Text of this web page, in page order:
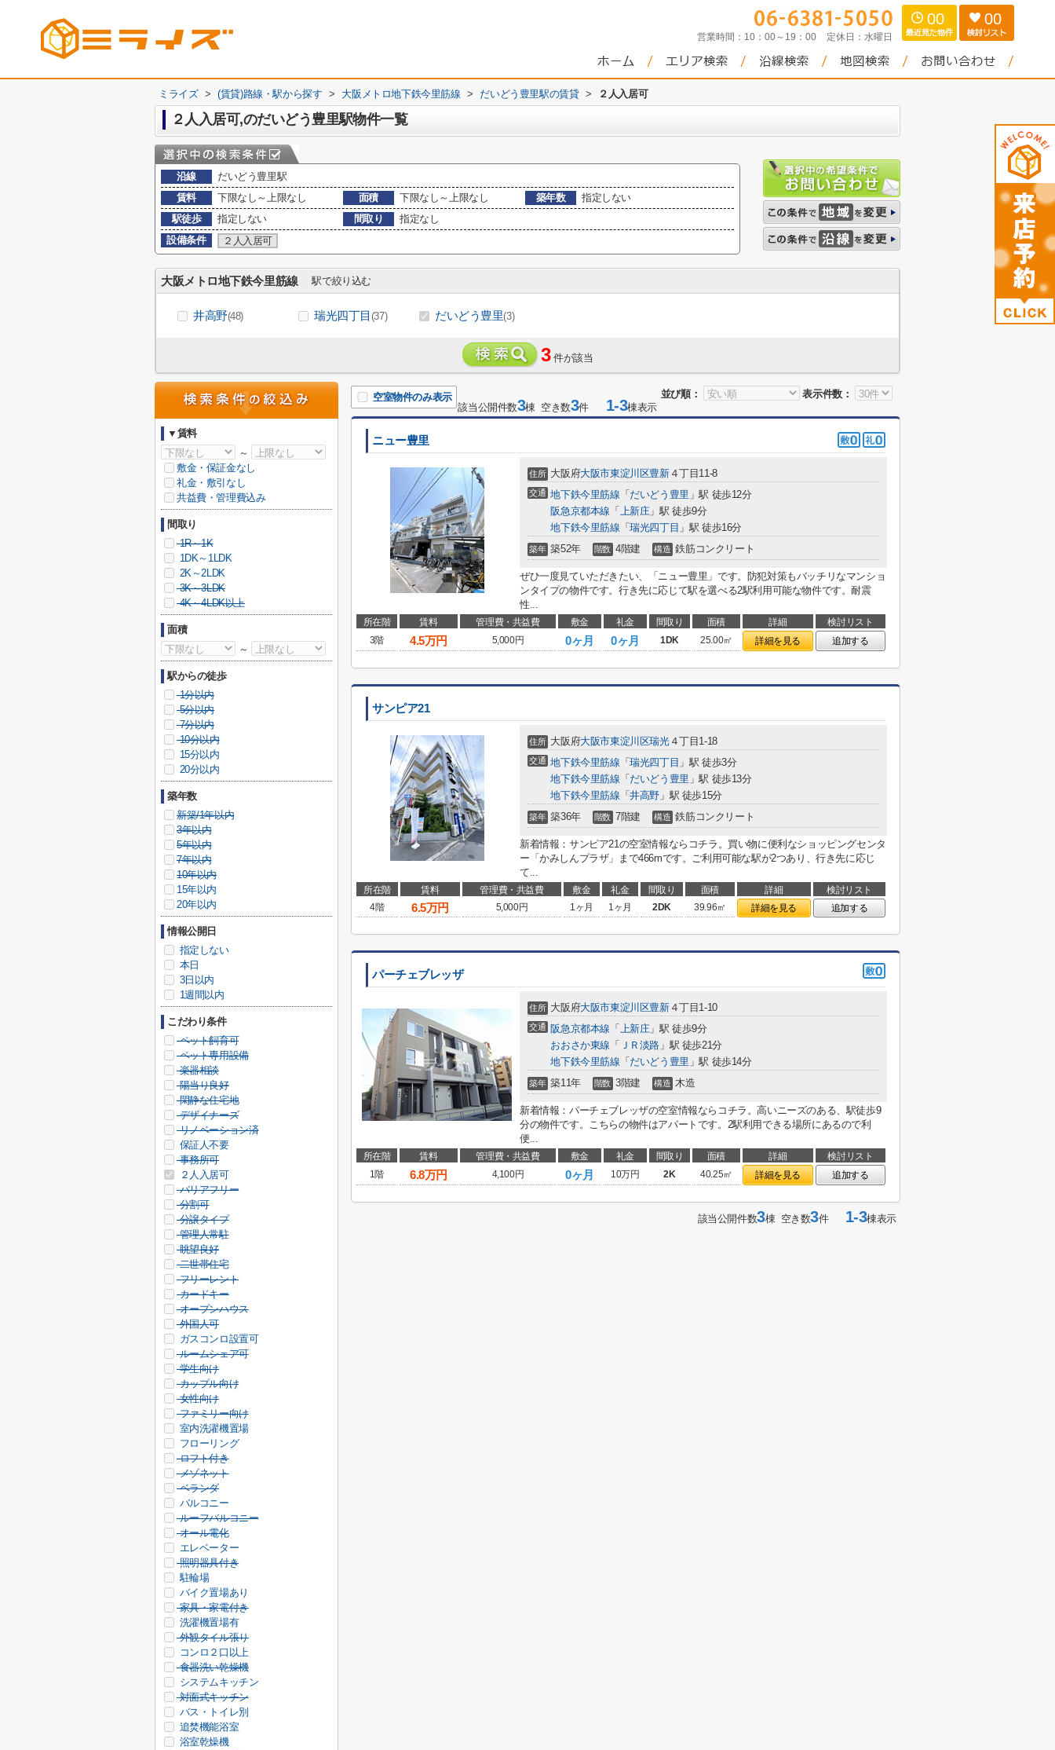
営業時間： 10：00～19：00 定休日： 水曜日
00 00
ミライズ > (賃貸)路線・駅から探す > 大阪メトロ地下鉄今里筋線 > だいどう豊里駅の賃貸 > ２人入居可
２人入居可,のだいどう豊里駅物件一覧
沿線
だいどう豊里駅
賃料
下限なし～上限なし 面積 下限なし～上限なし 築年数
指定しない
駅徒歩
指定しない 間取り
指定なし
設備条件
２人入居可
大阪メトロ地下鉄今里筋線 駅で絞り込む
井高野(48) 瑞光四丁目 (37) だいどう豊里(3)
3 件が該当
並び順： 表示件数：
空室物件のみ表示
該当公開件数3棟 空き数3件 1-3棟表示
ニュー豊里
住所 大阪府大阪市東淀川区豊新４丁目11-8
交通 地下鉄今里筋線 「 だいどう豊里 」駅 徒歩12分
阪急京都本線 「 上新庄」駅 徒歩9分
地下鉄今里筋線 「瑞光四丁目 」駅 徒歩16分
築年 築52年 階数 4階建 構造 鉄筋コンクリート
ぜひ一度見ていただきたい、「ニュー豊里」です。防犯対策もバッチリなマンショ
ンタイプの物件です。行き先に応じて駅を選べる2駅利用可能な物件です。耐震
性...
所在階 賃料 管理費・共益費 敷金 礼金 間取り 面積 詳細
検討リスト
3階
4.5万円 5,000円 0ヶ月 0ヶ月 1DK 25.00㎡ 詳細を見る 追加する
サンピア21
住所 大阪府大阪市東淀川区瑞光４丁目1-18
交通 地下鉄今里筋線 「瑞光四丁目 」駅 徒歩3分
地下鉄今里筋線 「 だいどう豊里 」駅 徒歩13分
地下鉄今里筋線 「井高野 」駅 徒歩15分
築年 築36年 階数 7階建 構造 鉄筋コンクリート
新着情報：サンピア21の空室情報ならコチラ。買い物に便利なショッピングセンタ
ー「かみしんプラザ」まで466mです。ご利用可能な駅が2つあり、行き先に応じ
て...
所在階 賃料 管理費・共益費 敷金 礼金 間取り 面積 詳細
検討リスト
4階
6.5万円 5,000円 1ヶ月 1ヶ月 2DK 39.96㎡ 詳細を見る 追加する
パーチェブレッザ
住所 大阪府大阪市東淀川区豊新４丁目1-10
交通 阪急京都本線 「 上新庄」駅 徒歩9分
おおさか東線 「 ＪＲ淡路 」駅 徒歩21分
地下鉄今里筋線 「 だいどう豊里 」駅 徒歩14分
築年 築11年 階数 3階建 構造 木造
新着情報：パーチェブレッザの空室情報ならコチラ。高いニーズのある、駅徒歩9
分の物件です。こちらの物件はアパートです。2駅利用できる場所にあるので利
便...
所在階 賃料 管理費・共益費 敷金 礼金 間取り 面積 詳細
検討リスト
1階
6.8万円 4,100円 0ヶ月 10万円 2K 40.25㎡ 詳細を見る 追加する
該当公開件数3棟 空き数3件1-3棟表示
▼賃料
～
敷金・保証金なし
礼金・敷引なし
共益費・管理費込み
間取り
1R～1K
1DK～1LDK
2K～2LDK
3K～3LDK
4K～4LDK以上
面積
～
駅からの徒歩
1分以内
5分以内
7分以内
10分以内
15分以内
20分以内
築年数
新築/1年以内
3年以内
5年以内
7年以内
10年以内
15年以内
20年以内
情報公開日
指定しない
本日
3日以内
1週間以内
こだわり条件
ペット飼育可
ペット専用設備
楽器相談
陽当り良好
閑静な住宅地
デザイナーズ
リノベーション済
保証人不要
事務所可
２人入居可
バリアフリー
分割可
分譲タイプ
管理人常駐
眺望良好
二世帯住宅
フリーレント
カードキー
オープンハウス
外国人可
ガスコンロ設置可
ルームシェア可
学生向け
カップル向け
女性向け
ファミリー向け
室内洗濯機置場
フローリング
ロフト付き
メゾネット
ベランダ
バルコニー
ルーフバルコニー
オール電化
エレベーター
照明器具付き
駐輪場
バイク置場あり
家具・家電付き
洗濯機置場有
外観タイル張り
コンロ２口以上
食器洗い乾燥機
システムキッチン
対面式キッチン
バス・トイレ別
追焚機能浴室
浴室乾燥機